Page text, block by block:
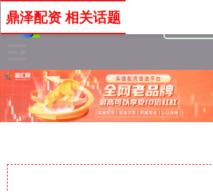
鼎泽配资 相关话题